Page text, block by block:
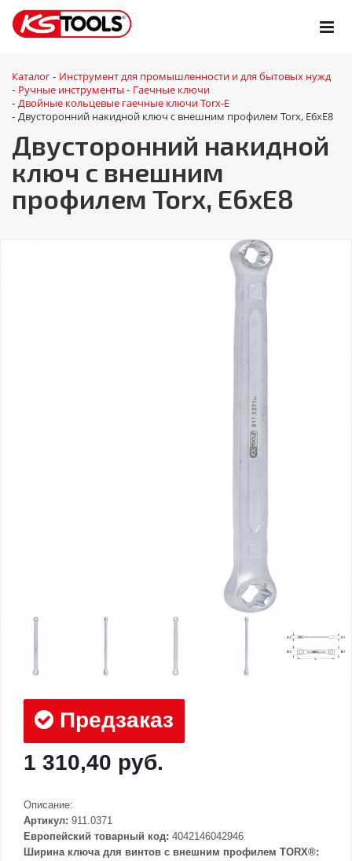
Каталог - Инструмент для промышленности и для бытовых нужд
- Ручные инструменты - Гаечные ключи
- Двойные кольцевые гаечные ключи Torx-E
- Двусторонний накидной ключ с внешним профилем Torx, E6xE8
Двусторонний накидной
ключ с внешним
профилем Torx, E6xE8
Предзаказ
1 310,40 руб.
Описание:
Артикул: 911.0371
Европейский товарный код: 4042146042946
Ширина ключа для винтов с внешним профилем TORX®: